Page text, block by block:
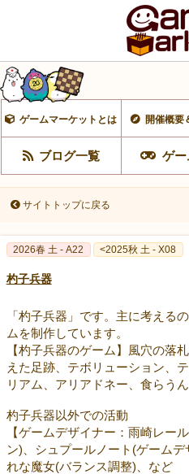
ゲームマーケットとは 開催概要
ブログ一覧 ゲ
サイトトップに戻る
2026春 土 - A22 <2025秋 土 - X08
杓子兵器
「杓子兵器」です。主に考える
ムを制作しています。
【杓子兵器のゲーム】風穴の落
えた足跡、テボリューション、
リアム、アリアドネー、食らうん
杓子兵器以外での活動
【ゲームデザイナー：雨崎レー
ン)、シュプールノート(ゲーム
れな魔女(バランス調整)、など